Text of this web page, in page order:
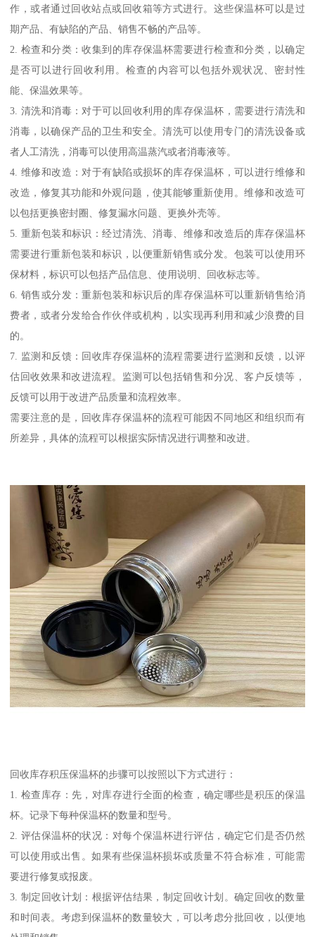
作，或者通过回收站点或回收箱等方式进行。这些保温杯可以是过
期产品、有缺陷的产品、销售不畅的产品等。
2. 检查和分类：收集到的库存保温杯需要进行检查和分类，以确定
是否可以进行回收利用。检查的内容可以包括外观状况、密封性
能、保温效果等。
3. 清洗和消毒：对于可以回收利用的库存保温杯，需要进行清洗和
消毒，以确保产品的卫生和安全。清洗可以使用专门的清洗设备或
者人工清洗，消毒可以使用高温蒸汽或者消毒液等。
4. 维修和改造：对于有缺陷或损坏的库存保温杯，可以进行维修和
改造，修复其功能和外观问题，使其能够重新使用。维修和改造可
以包括更换密封圈、修复漏水问题、更换外壳等。
5. 重新包装和标识：经过清洗、消毒、维修和改造后的库存保温杯
需要进行重新包装和标识，以便重新销售或分发。包装可以使用环
保材料，标识可以包括产品信息、使用说明、回收标志等。
6. 销售或分发：重新包装和标识后的库存保温杯可以重新销售给消
费者，或者分发给合作伙伴或机构，以实现再利用和减少浪费的目
的。
7. 监测和反馈：回收库存保温杯的流程需要进行监测和反馈，以评
估回收效果和改进流程。监测可以包括销售和分况、客户反馈等，
反馈可以用于改进产品质量和流程效率。
需要注意的是，回收库存保温杯的流程可能因不同地区和组织而有
所差异，具体的流程可以根据实际情况进行调整和改进。
回收库存积压保温杯的步骤可以按照以下方式进行：
1. 检查库存：先，对库存进行全面的检查，确定哪些是积压的保温
杯。记录下每种保温杯的数量和型号。
2. 评估保温杯的状况：对每个保温杯进行评估，确定它们是否仍然
可以使用或出售。如果有些保温杯损坏或质量不符合标准，可能需
要进行修复或报废。
3. 制定回收计划：根据评估结果，制定回收计划。确定回收的数量
和时间表。考虑到保温杯的数量较大，可以考虑分批回收，以便地